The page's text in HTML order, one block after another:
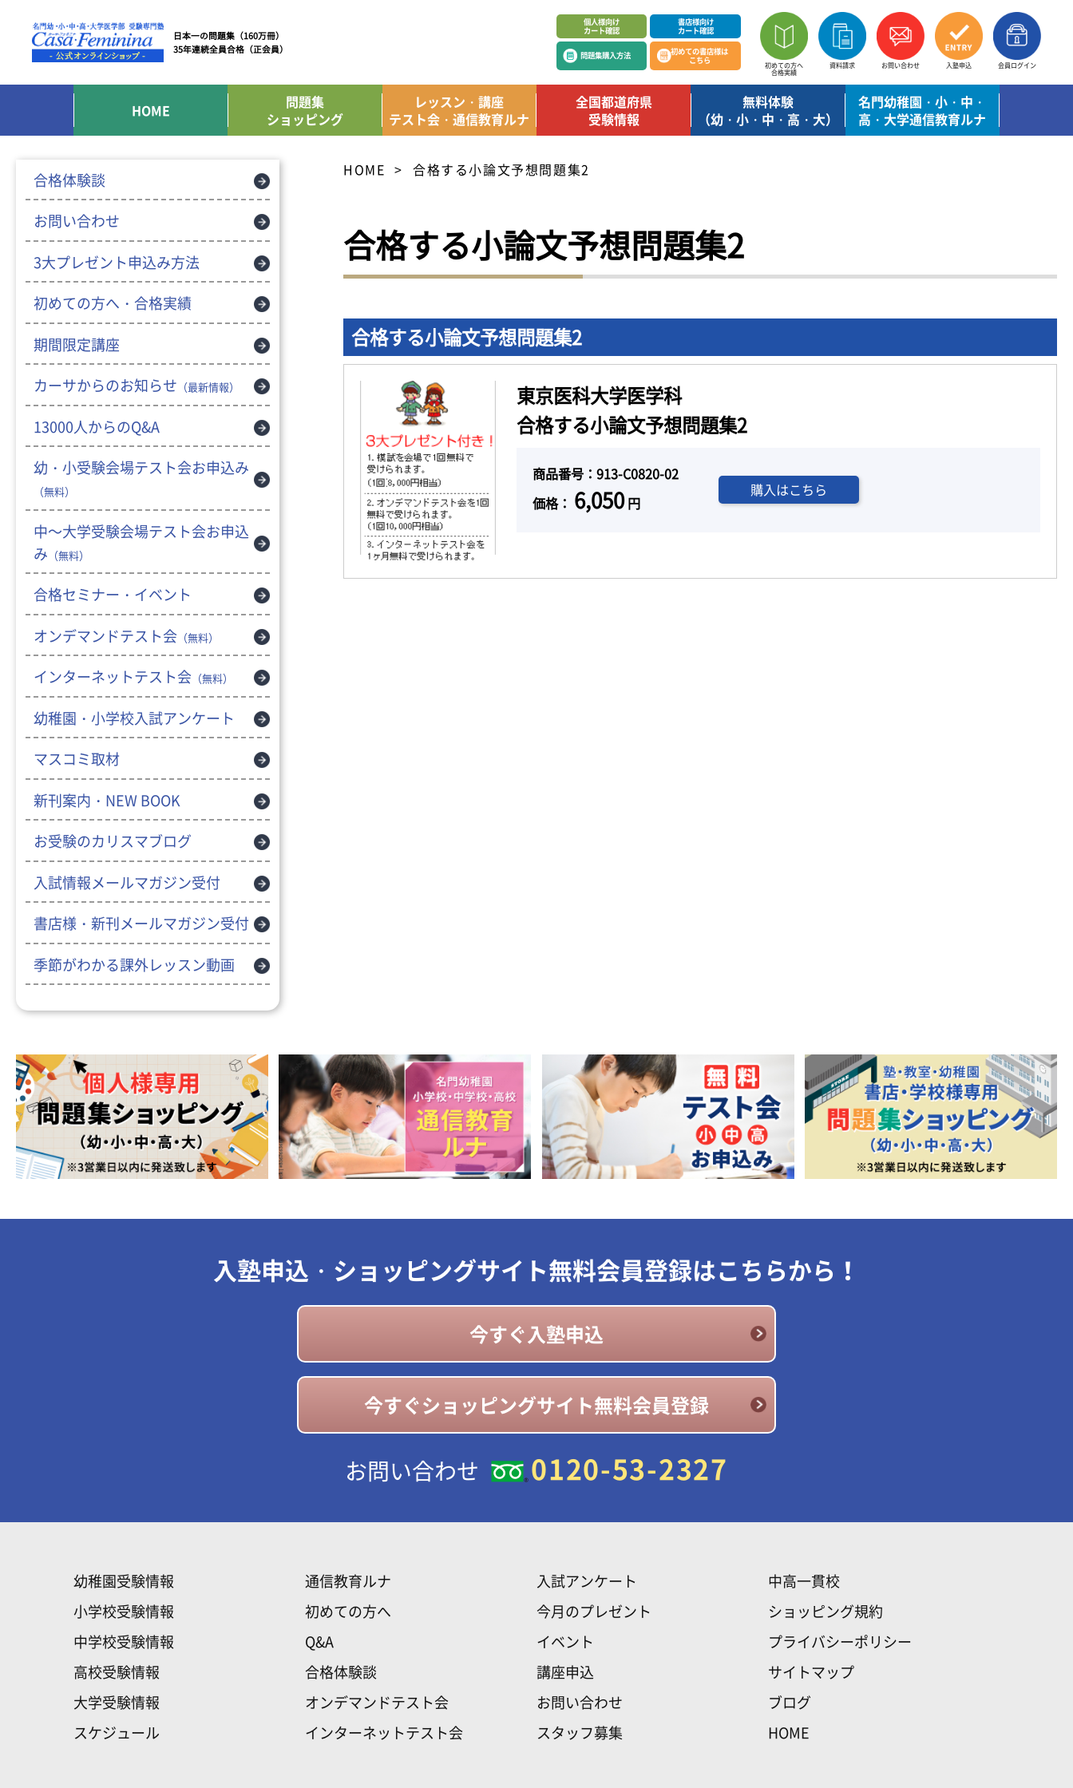
日本一の問題集（160万冊）
35年連続全員合格（正会員）
個人様向け
カート確認
書店様向け
カート確認
問題集購入方法 初めての書店様は
こちら 初めての方へ
合格実績
資料請求 お問い合わせ 入塾申込 会員ログイン
HOME
問題集
ショッピング
レッスン・講座
テスト会・通信教育ルナ
全国都道府県
受験情報
無料体験
（幼・小・中・高・大）
名門幼稚園・小・中・
高・大学通信教育ルナ
HOME 合格する小論文予想問題集2
合格する小論文予想問題集2
合格する小論文予想問題集2
東京医科大学医学科
合格する小論文予想問題集2
商品番号：913-C0820-02
価格： 6,050円
購入はこちら
合格体験談
お問い合わせ
3大プレゼント申込み方法
初めての方へ・合格実績
期間限定講座
カーサからのお知らせ （最新情報）
13000人からのQ&A
幼・小受験会場テスト会お申込み
（無料）
中～大学受験会場テスト会お申込
み （無料）
合格セミナー・イベント
オンデマンドテスト会 （無料）
インターネットテスト会 （無料）
幼稚園・小学校入試アンケート
マスコミ取材
新刊案内・NEW BOOK
お受験のカリスマブログ
入試情報メールマガジン受付
書店様・新刊メールマガジン受付
季節がわかる課外レッスン動画
入塾申込・ショッピングサイト無料会員登録はこちらから！
今すぐ入塾申込
今すぐショッピングサイト無料会員登録
お問い合わせ 0120-53-2327
幼稚園受験情報
小学校受験情報
中学校受験情報
高校受験情報
大学受験情報
スケジュール
通信教育ルナ
初めての方へ
Q&A
合格体験談
オンデマンドテスト会
インターネットテスト会
入試アンケート
今月のプレゼント
イベント
講座申込
お問い合わせ
スタッフ募集
中高一貫校
ショッピング規約
プライバシーポリシー
サイトマップ
ブログ
HOME